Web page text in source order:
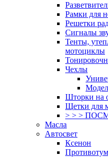
Рамки для
Решетки
Сигналы
Тенты,
мотоциклы
Чехлы
Шторки на
Щетки для
> > >
Масла
Автосвет
Ксенон